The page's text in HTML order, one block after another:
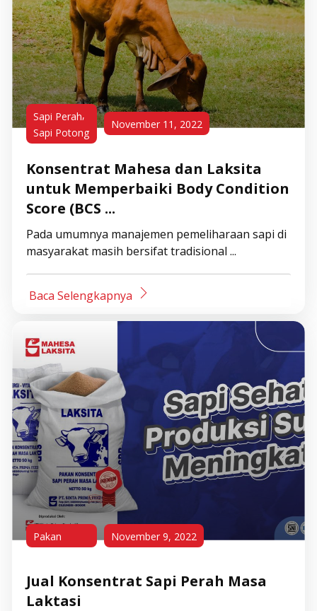
Sapi Perah,
Sapi Potong
November 11, 2022
Konsentrat Mahesa dan Laksita
untuk Memperbaiki Body Condition
Score (BCS ...
Pada umumnya manajemen pemeliharaan sapi di
masyarakat masih bersifat tradisional ...
Baca Selengkapnya
Pakan November 9, 2022
Jual Konsentrat Sapi Perah Masa
Laktasi